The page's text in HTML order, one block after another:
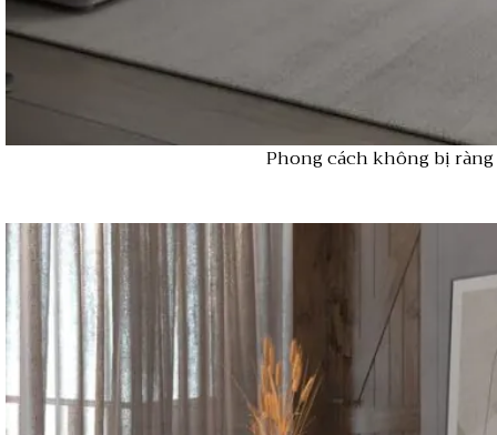
Phong cách không bị